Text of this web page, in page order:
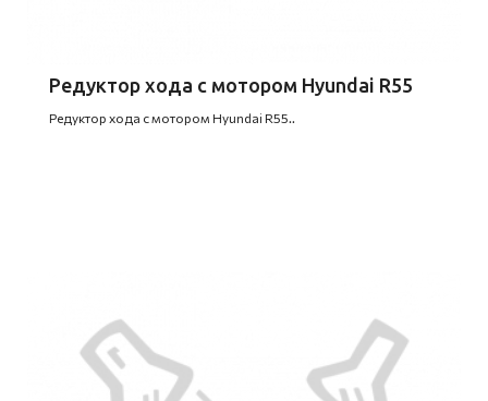
Редуктор хода с мотором Hyundai R55
Редуктор хода с мотором Hyundai R55..